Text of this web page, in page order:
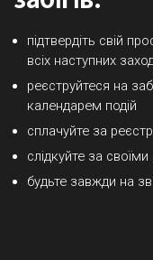
підтвердіть свій
всіх наступних
реєструйтеся на
календарем подій
сплачуйте за
слідкуйте за
будьте завжди на